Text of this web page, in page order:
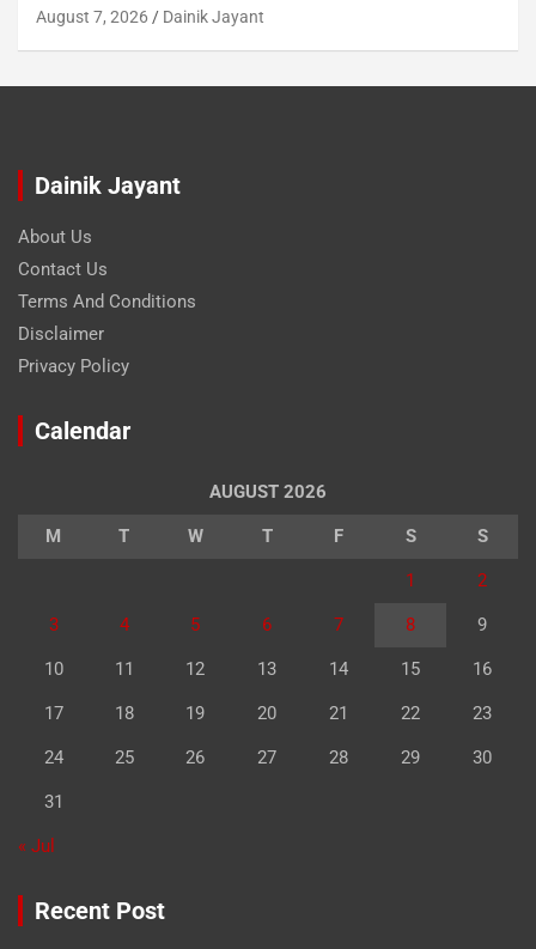
August 7, 2026 Dainik Jayant
Dainik Jayant
About Us
Contact Us
Terms And Conditions
Disclaimer
Privacy Policy
Calendar
AUGUST 2026
M T W T F S S
1 2
3 4 5 6 7 8 9
10 11 12 13 14 15 16
17 18 19 20 21 22 23
24 25 26 27 28 29 30
31
« Jul
Recent Post